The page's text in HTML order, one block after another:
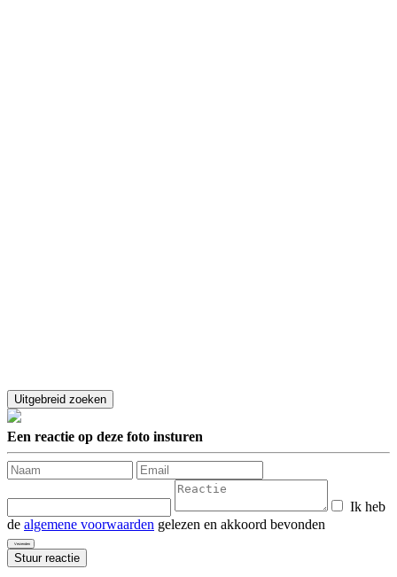
Een reactie op deze foto insturen
Ik heb
de algemene voorwaarden gelezen en akkoord bevonden